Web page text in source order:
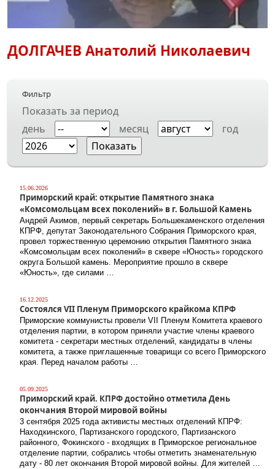
ДОЛГАЧЕВ Анатолий Николаевич
Фильтр
Показать за период
день
месяц год
15.06.2026
Приморский край: открытие Памятного знака
«Комсомольцам всех поколений» в г. Большой Камень
Андрей Акимов, первый секретарь Большекаменского отделения
КПРФ, депутат Законодательного Собрания Приморского края,
провел торжественную церемонию открытия Памятного знака
«Комсомольцам всех поколений» в сквере «Юность» городского
округа Большой камень. Мероприятие прошло в сквере
«Юность», где силами …
16.12.2025
Состоялся VII Пленум Приморского крайкома КПРФ
Приморские коммунисты провели VII Пленум Комитета краевого
отделения партии, в котором приняли участие члены краевого
комитета - секретари местных отделений, кандидаты в члены
комитета, а также приглашенные товарищи со всего Приморского
края. Перед началом работы …
05.09.2025
Приморский край. КПРФ достойно отметила День
окончания Второй мировой войны
3 сентября 2025 года активисты местных отделений КПРФ:
Находкинского, Партизанского городского, Партизанского
районного, Фокинского - входящих в Приморское региональное
отделение партии, собрались чтобы отметить знаменательную
дату - 80 лет окончания Второй мировой войны. Для жителей …